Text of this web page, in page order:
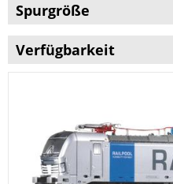
Spurgröße
Verfügbarkeit